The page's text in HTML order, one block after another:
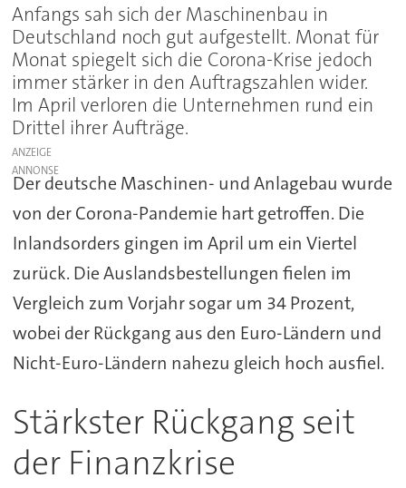
Anfangs sah sich der Maschinenbau in
Deutschland noch gut aufgestellt. Monat für
Monat spiegelt sich die Corona-Krise jedoch
immer stärker in den Auftragszahlen wider.
Im April verloren die Unternehmen rund ein
Drittel ihrer Aufträge.
ANZEIGE
Der deutsche Maschinen- und Anlagebau wurde
von der Corona-Pandemie hart getroffen. Die
Inlandsorders gingen im April um ein Viertel
zurück. Die Auslandsbestellungen fielen im
Vergleich zum Vorjahr sogar um 34 Prozent,
wobei der Rückgang aus den Euro-Ländern und
Nicht-Euro-Ländern nahezu gleich hoch ausfiel.
Stärkster Rückgang seit
der Finanzkrise